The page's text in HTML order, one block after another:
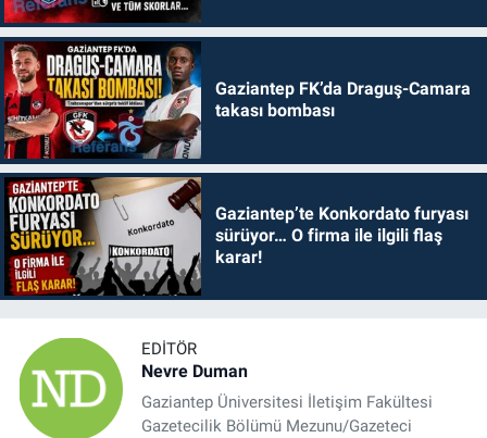
Gaziantep FK’da Draguş-Camara
takası bombası
Gaziantep’te Konkordato furyası
sürüyor… O firma ile ilgili flaş
karar!
EDITÖR
Nevre Duman
Gaziantep Üniversitesi İletişim Fakültesi
Gazetecilik Bölümü Mezunu/Gazeteci